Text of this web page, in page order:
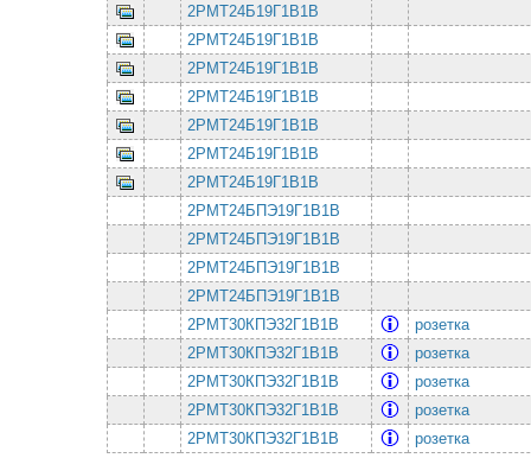
2РМТ24Б19Г1В1В
2РМТ24Б19Г1В1В
2РМТ24Б19Г1В1В
2РМТ24Б19Г1В1В
2РМТ24Б19Г1В1В
2РМТ24Б19Г1В1В
2РМТ24Б19Г1В1В
2РМТ24БПЭ19Г1В1В
2РМТ24БПЭ19Г1В1В
2РМТ24БПЭ19Г1В1В
2РМТ24БПЭ19Г1В1В
2РМТ30КПЭ32Г1В1В
розетка
2РМТ30КПЭ32Г1В1В
розетка
2РМТ30КПЭ32Г1В1В
розетка
2РМТ30КПЭ32Г1В1В
розетка
2РМТ30КПЭ32Г1В1В
розетка